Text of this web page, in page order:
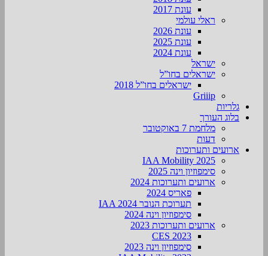
עונת 2017
ראלי עולמי
עונת 2026
עונת 2025
עונת 2024
ישראל
ישראלים בחו”ל
ישראלים בחו”ל 2018
Griiip
גלריות
בלוג העורך
מלחמת 7 באוקטובר
דעות
ארועים ותערוכות
2025 IAA Mobility
סימפוזיון וינה 2025
ארועים ותערוכות 2024
פאריס 2024
תערוכת הנובר IAA 2024
סימפוזיון וינה 2024
ארועים ותערוכות 2023
CES 2023
סימפוזיון וינה 2023